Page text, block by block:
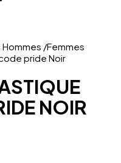
Hommes /Femmes
pride Noir
NOIR